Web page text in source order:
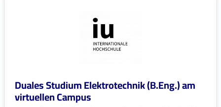
Duales Studium Elektrotechnik (B.Eng.) am
virtuellen Campus